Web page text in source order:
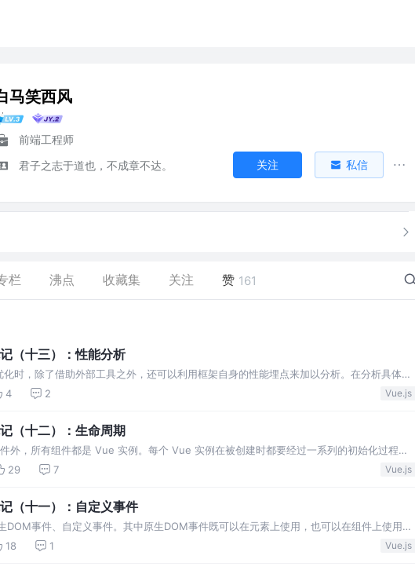
马笑西风
前端工程师
君子之志于道也，不成章不达。
关注 私信
栏 沸点 收藏集 关注 赞 161
（十三）：性能分析
时，除了借助外部工具之外，还可以利用框架自身的性能埋点来加以分析。在分析具体
先对监控前端性能的一些API进行简单阐述。 Performance 接口可以获取到当前页面中与
4 2 Vue.js
（十二）：生命周期
外，所有组件都是 Vue 实例。每个 Vue 实例在被创建时都要经过一系列的初始化过程：
实例挂载到 DOM 并在数据变化时更新 DOM 等。 在生成 Vue 实例的过程中会运行一些叫
29 7 Vue.js
（十一）：自定义事件
DOM事件、自定义事件。其中原生DOM事件既可以在元素上使用，也可以在组件上使用，
修饰符。 Vue 通过调用原生API来处理元素和组件上绑定的原生DOM事件，在组件上
18 1 Vue.js